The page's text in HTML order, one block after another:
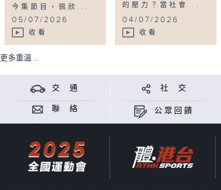
今集節目，佩欣...
05/07/2026
收看
的壓力？當社會...
04/07/2026
收看
更多重溫 ...
交 通 社 交
聯 絡 公眾回饋